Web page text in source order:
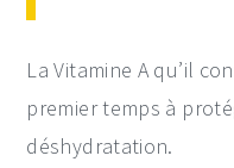
La Vitamine A qu’il
premier temps à
déshydratation.